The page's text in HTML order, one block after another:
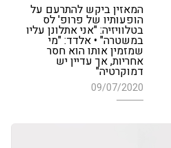
המאזין ביקש להתרעם על
הופעותיו של פרופ' לס
בטלוויזיה: "אני אתלונן עליו
במשטרה" • אלדד: "מי
שמזמין אותו הוא חסר
אחריות, אך עדיין יש
דמוקרטיה"
09/07/2020